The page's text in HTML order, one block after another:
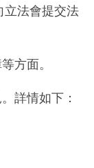
立法會提交法
方面。
詳情如下：